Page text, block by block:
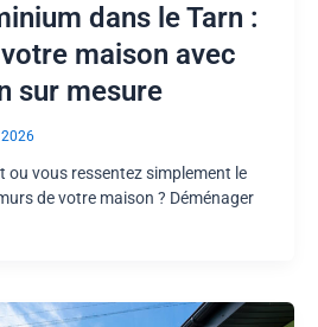
dans le Tarn :
maison avec
sur mesure
ou vous ressentez simplement le
de votre maison ? Déménager